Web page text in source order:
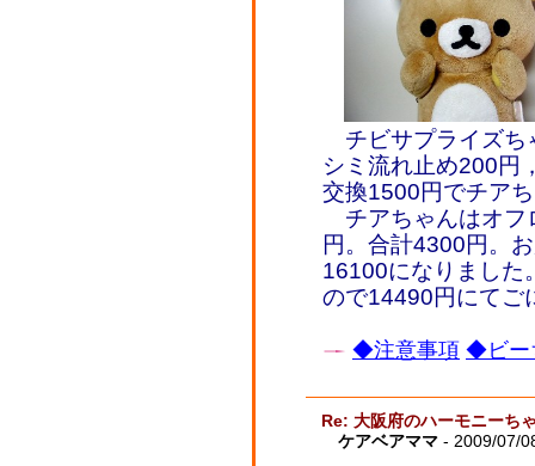
チビサプライズち
シミ流れ止め200円
交換1500円でチア
チアちゃんはオフ
円。合計4300円。
16100になりました
ので14490円にてご
◆注意事項 ◆ビー
Re: 大阪府のハーモニーち
ケアベアママ - 2009/07/